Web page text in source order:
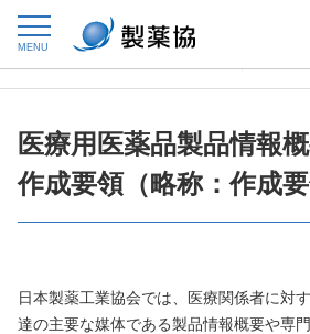
MENU
トップ 自主基準
医療用医薬品製品情報
作成要領（略称：作成要
日本製薬工業協会では、医療関係者に対
達の主要な媒体である製品情報概要や専